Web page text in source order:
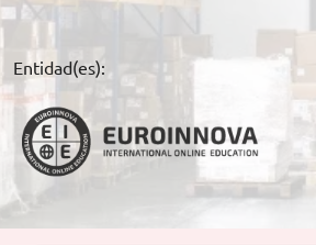
BECAS Y FINANCIACIÓN
RECURSOS EDUCATIVOS
ARTÍCULOS
ORIENTACIÓN LABORAL
TRABAJA CON NOSOTROS
Entidad(es):